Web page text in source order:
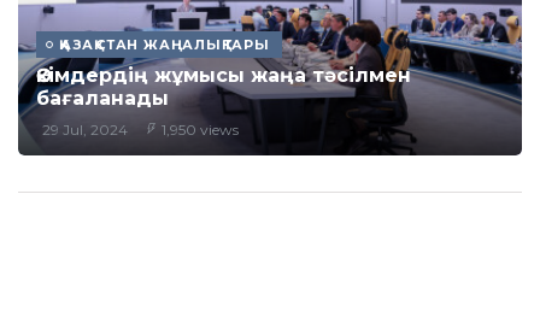
ҚАЗАҚСТАН ЖАҢАЛЫҚТАРЫ
Әкімдердің жұмысы жаңа тәсілмен
бағаланады
29 Jul, 2024 1,950 views